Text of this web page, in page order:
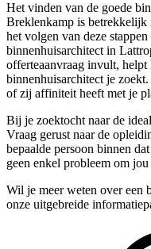
Het vinden van de goede
Breklenkamp is betrekkelijk
het volgen van deze
binnenhuisarchitect in
offerteaanvraag invult,
binnenhuisarchitect je
of zij affiniteit heeft met je
Bij je zoektocht naar de
Vraag gerust naar de
bepaalde persoon binnen
geen enkel probleem om
Wil je meer weten over een
onze uitgebreide